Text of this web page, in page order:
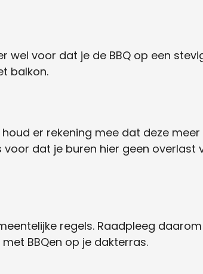
wel voor dat je de BBQ op een
balkon.
er rekening mee dat deze meer
dat je buren hier geen overlast
regels. Raadpleeg daarom
BBQen op je dakterras.